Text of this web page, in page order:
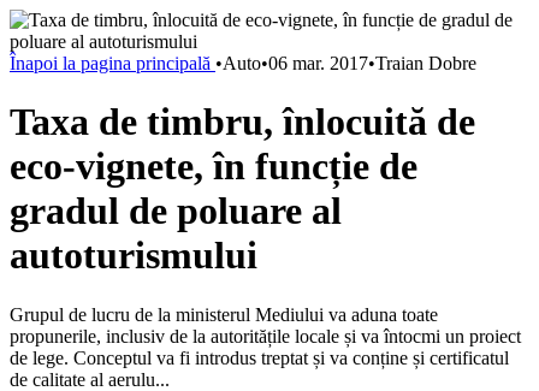
Înapoi la pagina principală •Auto•06 mar. 2017•Traian Dobre
Taxa de timbru, înlocuită de
eco-vignete, în funcție de
gradul de poluare al
autoturismului
Grupul de lucru de la ministerul Mediului va aduna toate
propunerile, inclusiv de la autoritățile locale și va întocmi un proiect
de lege. Conceptul va fi introdus treptat și va conține și certificatul
de calitate al aerulu...